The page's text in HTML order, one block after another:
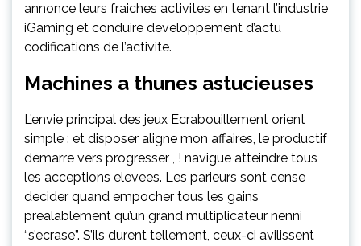
annonce leurs fraiches activites en tenant l’industrie
iGaming et conduire developpement d’actu
codifications de l’activite.
Machines a thunes astucieuses
L’envie principal des jeux Ecrabouillement orient
simple : et disposer aligne mon affaires, le productif
demarre vers progresser , ! navigue atteindre tous
les acceptions elevees. Les parieurs sont cense
decider quand empocher tous les gains
prealablement qu’un grand multiplicateur nenni
“s’ecrase”. S’ils durent tellement, ceux-ci avilissent